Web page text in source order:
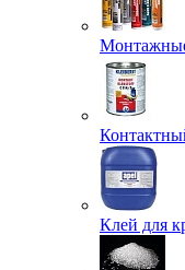
Клей для